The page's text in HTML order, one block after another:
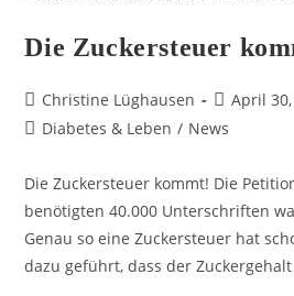
Die Zuckersteuer
Christine Lüghausen
April
Diabetes & Leben / News
Die Zuckersteuer kommt! Die
benötigten 40.000 Unterschriften
Genau so eine Zuckersteuer hat
dazu geführt, dass der